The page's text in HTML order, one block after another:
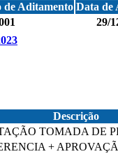
de Aditamento Data de
29/
Descrição
TOMADA DE
+